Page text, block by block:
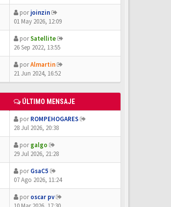
porjoinzin
01 May 2026, 12:09
porSatellite
26 Sep 2022, 13:55
porAlmartin
21 Jun 2024, 16:52
ÚLTIMO MENSAJE
porROMPEHOGARES
28 Jul 2026, 20:38
porgalgo
29 Jul 2026, 21:28
porGsaC5
07 Ago 2026, 11:24
poroscar pv